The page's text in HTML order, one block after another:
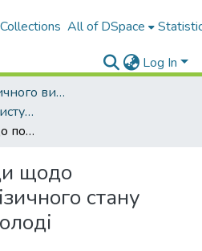
All of DSpace
Log In
Факультет фізичного виховання і спорту
Наукові публікації. Виступи
Сучасні підходи щодо покращення фізичного стану студентської молоді
щодо
стану